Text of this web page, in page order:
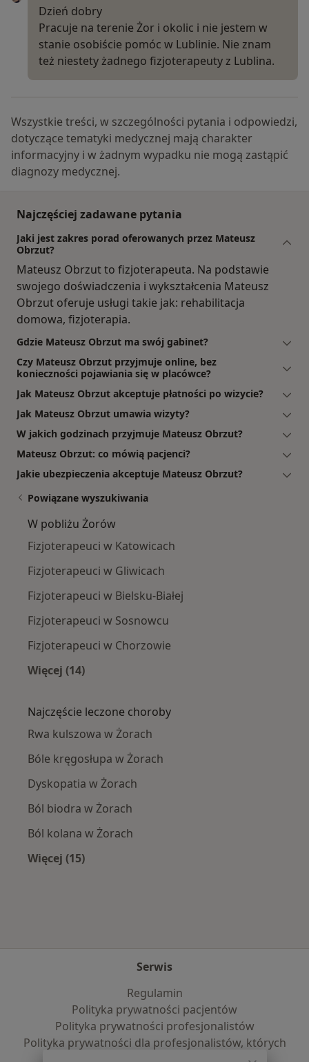
Dzień dobry
Pracuje na terenie Żor i okolic i nie jestem w
stanie osobiście pomóc w Lublinie. Nie znam
też niestety żadnego fizjoterapeuty z Lublina.
Wszystkie treści, w szczególności pytania i odpowiedzi,
dotyczące tematyki medycznej mają charakter
informacyjny i w żadnym wypadku nie mogą zastąpić
diagnozy medycznej.
Najczęściej zadawane pytania
Jaki jest zakres porad oferowanych przez Mateusz
Obrzut?
Mateusz Obrzut to fizjoterapeuta. Na podstawie
swojego doświadczenia i wykształcenia Mateusz
Obrzut oferuje usługi takie jak: rehabilitacja
domowa, fizjoterapia.
Gdzie Mateusz Obrzut ma swój gabinet?
Czy Mateusz Obrzut przyjmuje online, bez
konieczności pojawiania się w placówce?
Jak Mateusz Obrzut akceptuje płatności po wizycie?
Jak Mateusz Obrzut umawia wizyty?
W jakich godzinach przyjmuje Mateusz Obrzut?
Mateusz Obrzut: co mówią pacjenci?
Jakie ubezpieczenia akceptuje Mateusz Obrzut?
Powiązane wyszukiwania
W pobliżu Żorów
Fizjoterapeuci w Katowicach
Fizjoterapeuci w Gliwicach
Fizjoterapeuci w Bielsku-Białej
Fizjoterapeuci w Sosnowcu
Fizjoterapeuci w Chorzowie
Więcej (14)
Najczęście leczone choroby
Rwa kulszowa w Żorach
Bóle kręgosłupa w Żorach
Dyskopatia w Żorach
Ból biodra w Żorach
Ból kolana w Żorach
Więcej (15)
Serwis
Regulamin
Polityka prywatności pacjentów
Polityka prywatności profesjonalistów
Polityka prywatności dla profesjonalistów, których